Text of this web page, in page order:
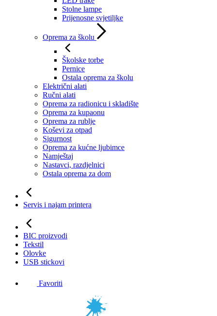
Stolne lampe
Prijenosne svjetiljke
Oprema za školu
Školske torbe
Pernice
Ostala oprema za školu
Električni alati
Ručni alati
Oprema za radionicu i skladište
Oprema za kupaonu
Oprema za rublje
Koševi za otpad
Sigurnost
Oprema za kućne ljubimce
Namještaj
Nastavci, razdjelnici
Ostala oprema za dom
Servis i najam printera
BIC proizvodi
Tekstil
Olovke
USB stickovi
Favoriti